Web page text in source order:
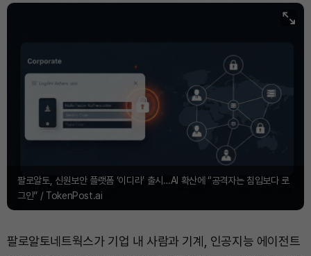
팔로알토, 신원보안 플랫폼 ‘이디라’ 출시…AI 확산에 “공격자는 침입보다 로
그인” / TokenPost.ai
팔로알토네트웍스가 기업 내 사람과 기계, 인공지능 에이전트